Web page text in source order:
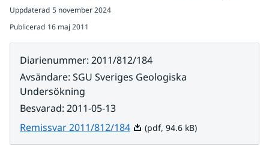
Uppdaterad 5 november 2024
Publicerad 16 maj 2011
Diarienummer: 2011/812/184
Avsändare: SGU Sveriges Geologiska
Undersökning
Besvarad: 2011-05-13
Remissvar 2011/812/184Pdf, 94.6 kB.
(pdf, 94.6 kB)